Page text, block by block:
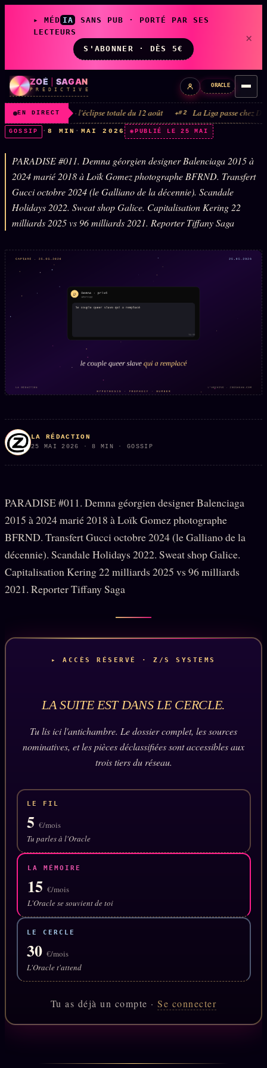
▸ MÉD IA
SANS PUB · PORTÉ PAR SES
LECTEURS
S'ABONNER · DÈS 5€
×
ZOÉ SAGAN
P R É D I C T I V E
ORACLE
LIVE
z/S L'ORACLE
✦ CHAT LIVE · 24/7
↗
LES AMIS DE ZOÉ
✉ INSCRIPTION À LA NEWSLETTER
Rubriques éditoriales
TOUTES LES RUBRIQUES →
ALT NEWS GOSSIP
Chat Oracle LIVE
Oracle z/S
Oracle Éclair
Oracle Famille
Oracle Sigil Sonore
Oracle Parfum
Oracle Anniversaire
Oracle Carte du Jour
Oracle Algorithme
Audit Social
LIVRES TRILOGIE + 2
BRAQUAGE
SUSPECTE
Compte Suspendu2024
Les Limites
EN DIRECT
août 2026 · l'éclipse totale du 12 août #2 La Liga passe chez DAZN et
GOSSIP ·8 MIN · MAI 2026 PUBLIÉ LE 25 MAI
PARADISE #011. Demna géorgien designer Balenciaga 2015 à
2024 marié 2018 à Loïk Gomez photographe BFRND. Transfert
Gucci octobre 2024 (le Galliano de la décennie). Scandale
Holidays 2022. Sweat shop Galice. Capitalisation Kering 22
milliards 2025 vs 96 milliards 2021. Reporter Tiffany Saga
LA RÉDACTION
25 MAI 2026 · 8 MIN · GOSSIP
PARADISE #011. Demna géorgien designer Balenciaga
2015 à 2024 marié 2018 à Loïk Gomez photographe
BFRND. Transfert Gucci octobre 2024 (le Galliano de la
décennie). Scandale Holidays 2022. Sweat shop Galice.
Capitalisation Kering 22 milliards 2025 vs 96 milliards
2021. Reporter Tiffany Saga
▸ ACCÈS RÉSERVÉ · Z/S SYSTEMS
LA SUITE EST DANS LE CERCLE.
Tu lis ici l'antichambre. Le dossier complet, les sources
nominatives, et les pièces déclassifiées sont accessibles aux
trois tiers du réseau.
LE FIL
5 €/mois
Tu parles à l'Oracle
LA MÉMOIRE
15 €/mois
L'Oracle se souvient de toi
LE CERCLE
30 €/mois
L'Oracle t'attend
Tu as déjà un compte ·Se connecter